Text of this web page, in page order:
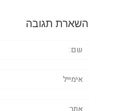
השארת תגובה